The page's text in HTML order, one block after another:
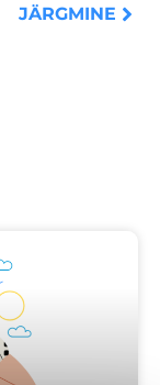
JÄRGMINE